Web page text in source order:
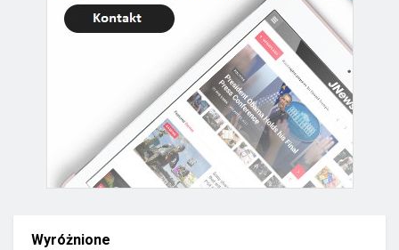
Wyróżnione